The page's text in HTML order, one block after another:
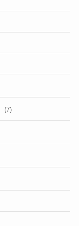
(7)